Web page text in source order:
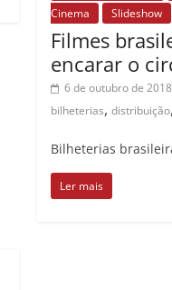
Cinema
Slideshow
Filmes
encarar o
6 de outubro de 2018
bilheterias,distribuição
Bilheterias
Ler mais